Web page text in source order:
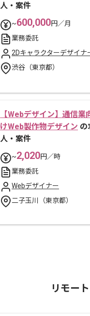
人・案件
~600,000円／月
業務委託
2Dキャラクターデザイナ
渋谷（東京都）
【Webデザイン】通信業
けWeb製作物デザイン の
人・案件
~2,020円／時
業務委託
Webデザイナー
二子玉川（東京都）
リモー